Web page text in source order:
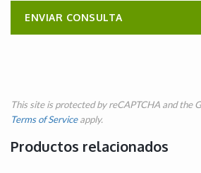
This site is protected by reCAPTCHA and the
Terms of Serviceapply.
Productos relacionados